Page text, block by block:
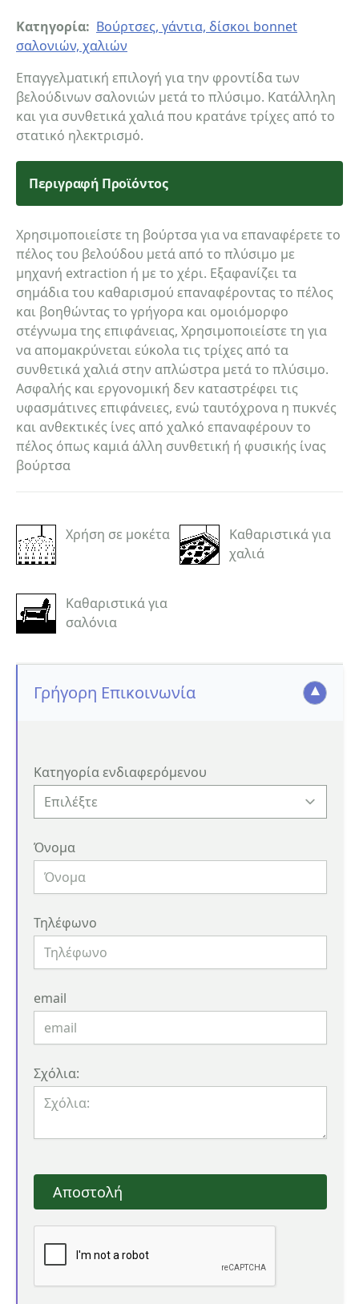
Κατηγορία: Βούρτσες, γάντια, δίσκοι bonnet
σαλονιών, χαλιών
Επαγγελματική επιλογή για την φροντίδα των
βελούδινων σαλονιών μετά το πλύσιμο. Κατάλληλη
και για συνθετικά χαλιά που κρατάνε τρίχες από το
στατικό ηλεκτρισμό.
Περιγραφή Προϊόντος
Χρησιμοποιείστε τη βούρτσα για να επαναφέρετε το
πέλος του βελούδου μετά από το πλύσιμο με
μηχανή extraction ή με το χέρι. Εξαφανίζει τα
σημάδια του καθαρισμού επαναφέροντας το πέλος
και βοηθώντας το γρήγορα και ομοιόμορφο
στέγνωμα της επιφάνειας, Χρησιμοποιείστε τη για
να απομακρύνεται εύκολα τις τρίχες από τα
συνθετικά χαλιά στην απλώστρα μετά το πλύσιμο.
Ασφαλής και εργονομική δεν καταστρέφει τις
υφασμάτινες επιφάνειες, ενώ ταυτόχρονα η πυκνές
και ανθεκτικές ίνες από χαλκό επαναφέρουν το
πέλος όπως καμιά άλλη συνθετική ή φυσικής ίνας
βούρτσα
Χρήση σε μοκέτα
Καθαριστικά για
χαλιά
Καθαριστικά για
σαλόνια
Γρήγορη Επικοινωνία
Κατηγορία ενδιαφερόμενου
Όνομα
Τηλέφωνο
email
Σχόλια:
Αποστολή